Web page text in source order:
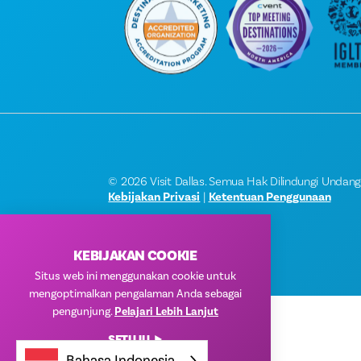
© 2026 Visit Dallas. Semua Hak Dilindungi
Kebijakan Privasi | Ketentuan Penggunaan
KEBIJAKAN COOKIE
Situs web ini menggunakan cookie untuk
mengoptimalkan pengalaman Anda sebagai
pengunjung.Pelajari Lebih Lanjut
SETUJU